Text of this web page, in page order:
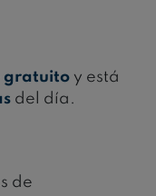
gratuito y está
del día.
de